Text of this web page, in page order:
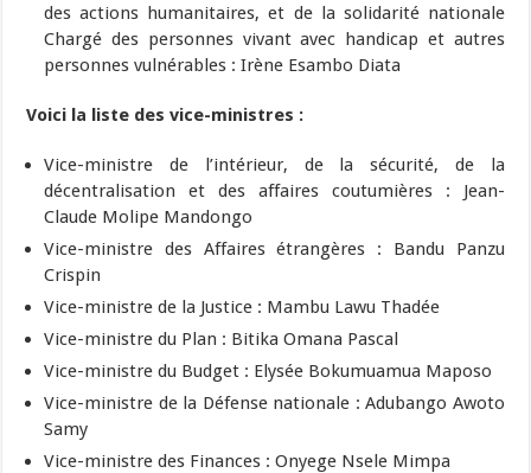
des actions humanitaires, et de la solidarité nationale
Chargé des personnes vivant avec handicap et autres
personnes vulnérables : Irène Esambo Diata
Voici la liste des vice-ministres :
Vice-ministre de l’intérieur, de la sécurité, de la
décentralisation et des affaires coutumières : Jean-
Claude Molipe Mandongo
Vice-ministre des Affaires étrangères : Bandu Panzu
Crispin
Vice-ministre de la Justice : Mambu Lawu Thadée
Vice-ministre du Plan : Bitika Omana Pascal
Vice-ministre du Budget : Elysée Bokumuamua Maposo
Vice-ministre de la Défense nationale : Adubango Awoto
Samy
Vice-ministre des Finances : Onyege Nsele Mimpa